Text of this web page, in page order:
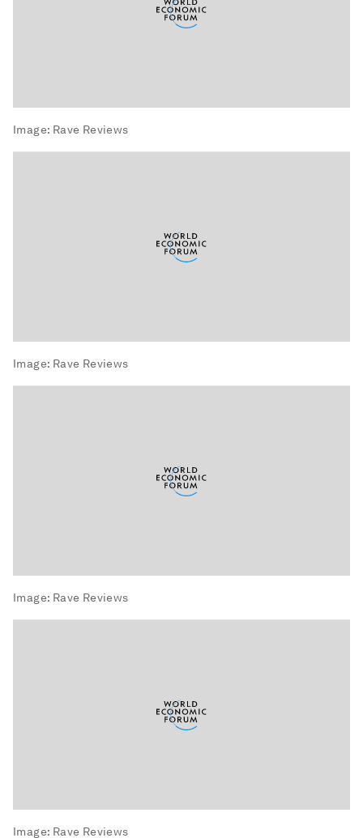
Image: Rave Reviews
Image: Rave Reviews
Image: Rave Reviews
Image: Rave Reviews